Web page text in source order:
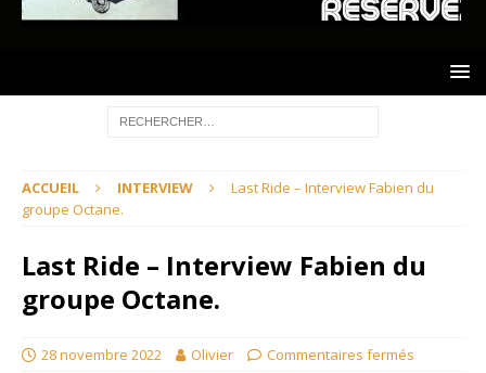
ACCUEIL INTERVIEW
Last Ride – Interview Fabien du
groupe Octane.
Last Ride – Interview Fabien du
groupe Octane.
28 novembre 2022 Olivier Commentaires fermés